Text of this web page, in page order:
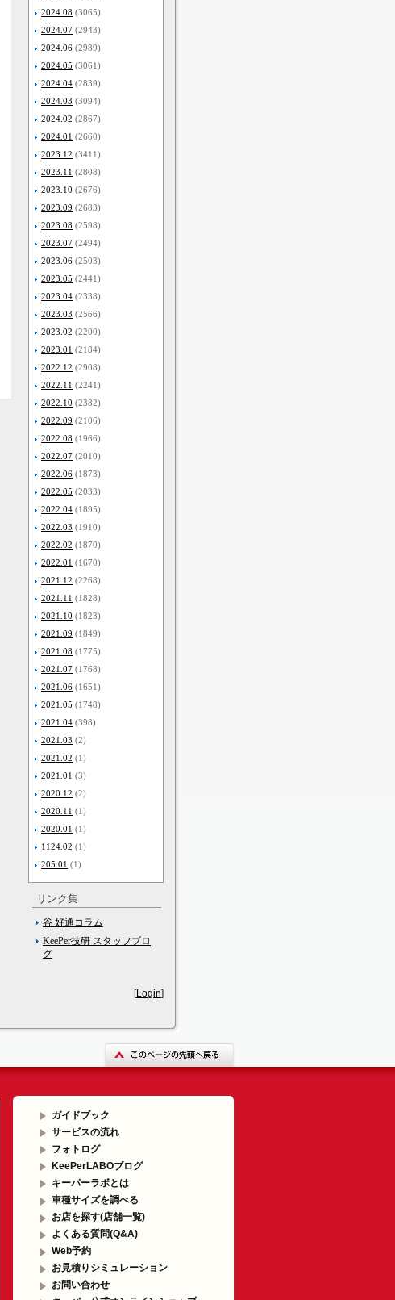
2024.08 (3065)
2024.07 (2943)
2024.06 (2989)
2024.05 (3061)
2024.04 (2839)
2024.03 (3094)
2024.02 (2867)
2024.01 (2660)
2023.12 (3411)
2023.11 (2808)
2023.10 (2676)
2023.09 (2683)
2023.08 (2598)
2023.07 (2494)
2023.06 (2503)
2023.05 (2441)
2023.04 (2338)
2023.03 (2566)
2023.02 (2200)
2023.01 (2184)
2022.12 (2908)
2022.11 (2241)
2022.10 (2382)
2022.09 (2106)
2022.08 (1966)
2022.07 (2010)
2022.06 (1873)
2022.05 (2033)
2022.04 (1895)
2022.03 (1910)
2022.02 (1870)
2022.01 (1670)
2021.12 (2268)
2021.11 (1828)
2021.10 (1823)
2021.09 (1849)
2021.08 (1775)
2021.07 (1768)
2021.06 (1651)
2021.05 (1748)
2021.04 (398)
2021.03 (2)
2021.02 (1)
2021.01 (3)
2020.12 (2)
2020.11 (1)
2020.01 (1)
1124.02 (1)
205.01 (1)
リンク集
谷 好通コラム
KeePer技研 スタッフブロ
グ
[Login]
ガイドブック
サービスの流れ
フォトログ
KeePerLABOブログ
キーパーラボとは
車種サイズを調べる
お店を探す(店舗一覧)
よくある質問(Q&A)
Web予約
お見積りシミュレーション
お問い合わせ